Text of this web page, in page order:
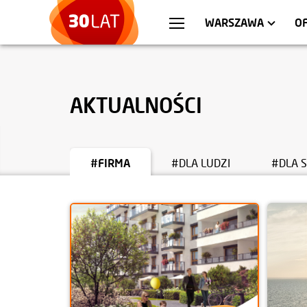
WARSZAWA
WROCŁAW
MIESZKANIA
AKTUALNOŚCI
#FIRMA #DLA LUDZI #DLA